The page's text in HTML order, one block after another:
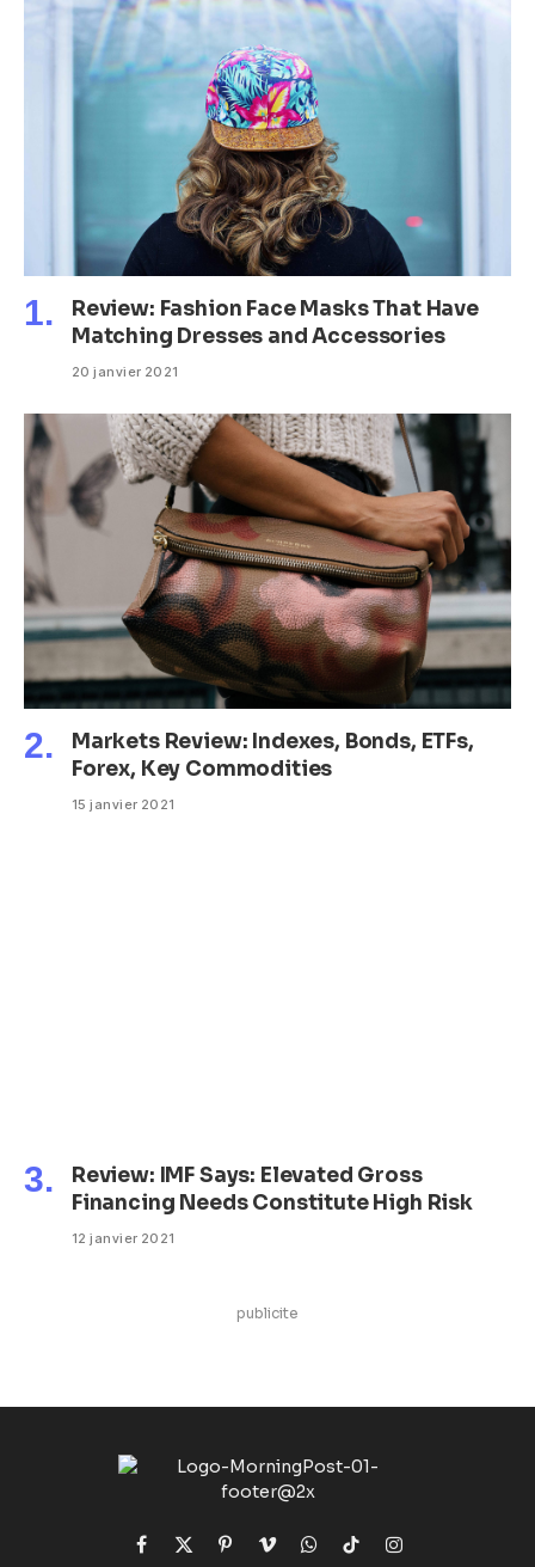
Review: Fashion Face Masks That Have
Matching Dresses and Accessories
20 janvier 2021
Markets Review: Indexes, Bonds, ETFs,
Forex, Key Commodities
15 janvier 2021
Review: IMF Says: Elevated Gross
Financing Needs Constitute High Risk
12 janvier 2021
publicite
Facebook
X
Pinterest
VimeoWhatsApp
TikTokInstagram